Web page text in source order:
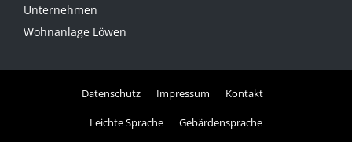
Unternehmen
Wohnanlage Löwen
Datenschutz Impressum Kontakt
Leichte Sprache Gebärdensprache